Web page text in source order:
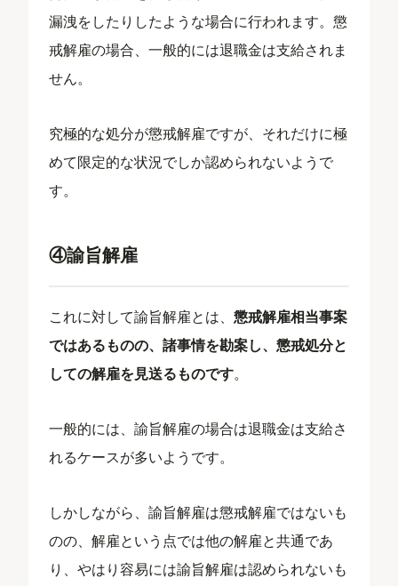
漏洩をしたりしたような場合に行われます。懲
戒解雇の場合、一般的には退職金は支給されま
せん。
究極的な処分が懲戒解雇ですが、それだけに極
めて限定的な状況でしか認められないようで
す。
④諭旨解雇
これに対して諭旨解雇とは、懲戒解雇相当事案
ではあるものの、諸事情を勘案し、懲戒処分と
しての解雇を見送るものです。
一般的には、諭旨解雇の場合は退職金は支給さ
れるケースが多いようです。
しかしながら、諭旨解雇は懲戒解雇ではないも
のの、解雇という点では他の解雇と共通であ
り、やはり容易には諭旨解雇は認められないも